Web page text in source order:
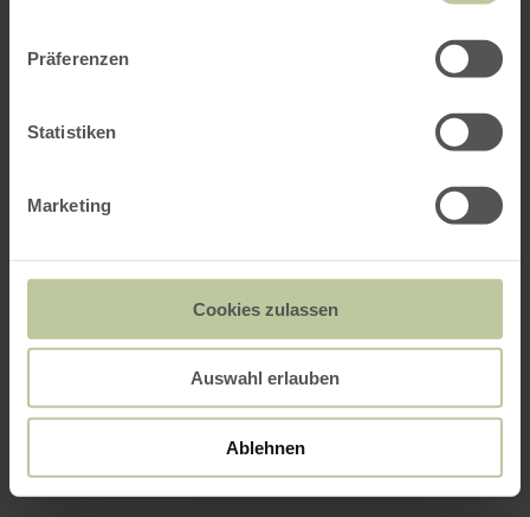
Präferenzen
Statistiken
Marketing
Cookies zulassen
Auswahl erlauben
Ablehnen